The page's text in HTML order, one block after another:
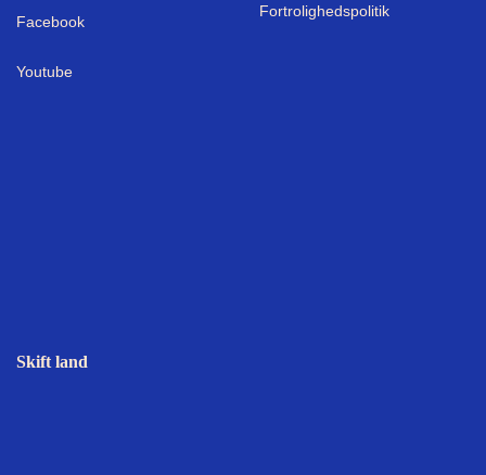
Facebook
Youtube
Fortrolighedspolitik
Skift land